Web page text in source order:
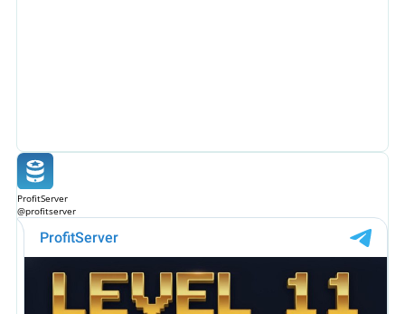
ProfitServer
@profitserver